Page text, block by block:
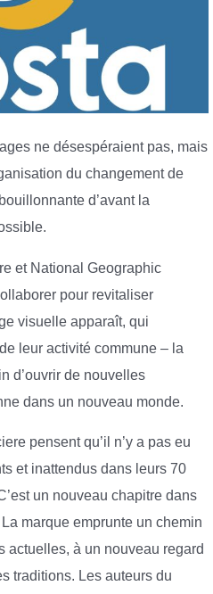
ne désespéraient pas, mais
du changement de
d’avant la
et National Geographic
pour revitaliser
visuelle apparaît, qui
leur activité commune – la
d’ouvrir de nouvelles
dans un nouveau monde.
pensent qu’il n’y a pas eu
et inattendus dans leurs 70
un nouveau chapitre dans
marque emprunte un chemin
actuelles, à un nouveau regard
traditions. Les auteurs du